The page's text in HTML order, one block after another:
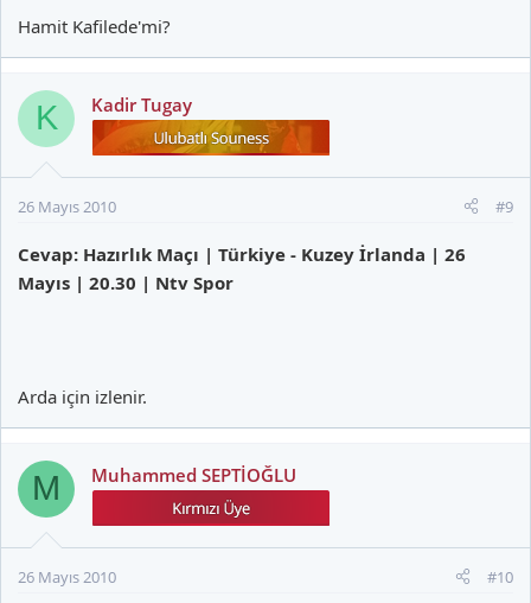
Hamit Kafilede'mi?
K Kadir Tugay
26 Mayıs 2010 #9
Cevap: Hazırlık Maçı | Türkiye - Kuzey İrlanda | 26
Mayıs | 20.30 | Ntv Spor
Arda için izlenir.
M Muhammed SEPTİOĞLU
26 Mayıs 2010 #10